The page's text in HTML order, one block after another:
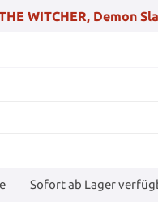
WITCHER, Demon
Sofort ab Lager